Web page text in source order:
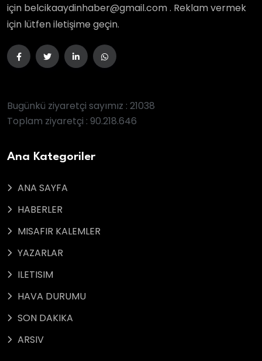
için belcikaaydinhaber@gmail.com . Reklam vermek
için lütfen iletişime geçin.
Bugünkü ziyaretçi sayımız : 21038
Toplam ziyaretçi : 90.218.646
Ana Kategoriler
ANA SAYFA
HABERLER
MISAFIR KALEMLER
YAZARLAR
ILETISIM
HAVA DURUMU
SON DAKIKA
ARSIV